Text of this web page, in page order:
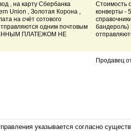
, на карту Сбербанка
Union , Золотая Корона ,
на счёт сотового
одним почтовым
ПЛАТЕЖОМ НЕ
Стоимость
конверты -
бандероль)
Продавец
указывается согласно